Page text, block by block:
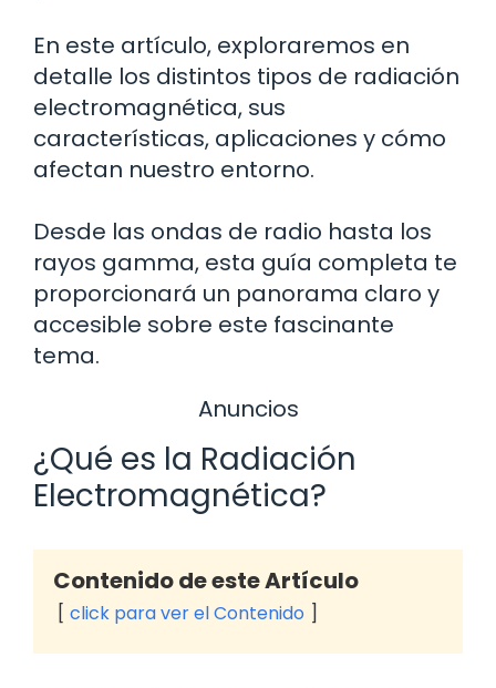
En este artículo, exploraremos en
detalle los distintos tipos de radiación
electromagnética, sus
características, aplicaciones y cómo
afectan nuestro entorno.
Desde las ondas de radio hasta los
rayos gamma, esta guía completa te
proporcionará un panorama claro y
accesible sobre este fascinante
tema.
Anuncios
¿Qué es la Radiación
Electromagnética?
Contenido de este Artículo
click para ver el Contenido